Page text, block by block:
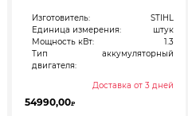
Изготовитель:
STIHL
Единица измерения:
штук
Мощность кВт:
1.3
Тип
двигателя:
аккумуляторный
Доставка от 3 дней
54990,00₽